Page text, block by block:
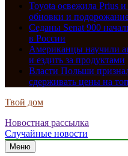
Toyota освежила Prius
обновки и
Седаны Senat 900
в России
Американцы научили
и ездить за продуктами
Власти Польши
сдерживать цены на
Твой дом
Новостная рассылка
Случайные новости
Меню